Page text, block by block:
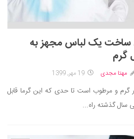
یک لباس مجهز به
گرم
مهتا مجدی 19 مهر, 1399
گرم و مرطوب است تا حدی که این گرما قابل
گذشته راه...